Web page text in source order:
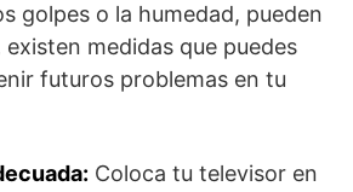
golpes o la humedad, pueden
medidas que puedes
futuros problemas en tu
Coloca tu televisor en